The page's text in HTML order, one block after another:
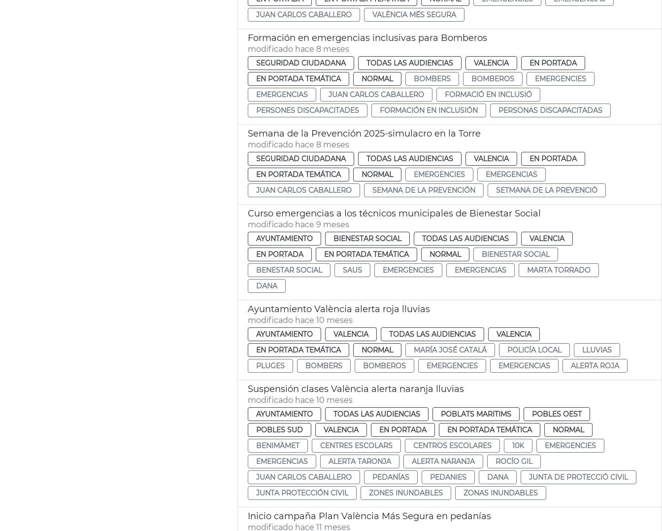
JUAN CARLOS CABALLERO
VALÈNCIA MÉS SEGURA
Formación en emergencias inclusivas para Bomberos
modificado hace 8 meses
SEGURIDAD CIUDADANA TODAS LAS AUDIENCIAS VALENCIA
EN PORTADA
EN PORTADA TEMÁTICA
NORMAL BOMBERS BOMBEROS
EMERGENCIES
EMERGENCIAS
JUAN CARLOS CABALLERO
FORMACIÓ EN INCLUSIÓ
PERSONES DISCAPACITADES
FORMACIÓN EN INCLUSIÓN PERSONAS DISCAPACITADAS
Semana de la Prevención 2025-simulacro en la Torre
modificado hace 8 meses
SEGURIDAD CIUDADANA TODAS LAS AUDIENCIAS VALENCIA
EN PORTADA
EN PORTADA TEMÁTICA
NORMAL EMERGENCIES
EMERGENCIAS
JUAN CARLOS CABALLERO
SEMANA DE LA PREVENCIÓN SETMANA DE LA PREVENCIÓ
Curso emergencias a los técnicos municipales de Bienestar Social
modificado hace 9 meses
AYUNTAMIENTO BIENESTAR SOCIAL TODAS LAS AUDIENCIAS
VALENCIA
EN PORTADA
EN PORTADA TEMÁTICA NORMAL
BIENESTAR SOCIAL
BENESTAR SOCIAL
SAUS EMERGENCIES EMERGENCIAS
MARTA TORRADO
DANA
Ayuntamiento València alerta roja lluvias
modificado hace 10 meses
AYUNTAMIENTO VALENCIA TODAS LAS AUDIENCIAS
VALENCIA
EN PORTADA TEMÁTICA
NORMAL MARÍA JOSÉ CATALÁ POLICÍA LOCAL
LLUVIAS
PLUGES
BOMBERS BOMBEROS EMERGENCIES EMERGENCIAS ALERTA ROJA
Suspensión clases València alerta naranja lluvias
modificado hace 10 meses
AYUNTAMIENTO TODAS LAS AUDIENCIAS POBLATS MARITIMS
POBLES OEST
POBLES SUD
VALENCIA EN PORTADA EN PORTADA TEMÁTICA
NORMAL
BENIMÀMET
CENTRES ESCOLARS CENTROS ESCOLARES 10K
EMERGENCIES
EMERGENCIAS
ALERTA TARONJA ALERTA NARANJA
ROCÍO GIL
JUAN CARLOS CABALLERO
PEDANÍAS PEDANIES DANA
JUNTA DE PROTECCIÓ CIVIL
JUNTA PROTECCIÓN CIVIL
ZONES INUNDABLES ZONAS INUNDABLES
Inicio campaña Plan València Más Segura en pedanías
modificado hace 11 meses